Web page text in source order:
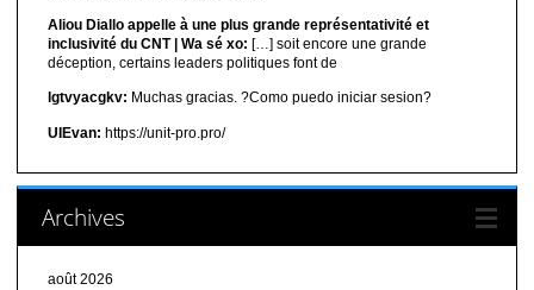
Aliou Diallo appelle à une plus grande représentativité et
inclusivité du CNT | Wa sé xo: […] soit encore une grande
déception, certains leaders politiques font de
lgtvyacgkv: Muchas gracias. ?Como puedo iniciar sesion?
UIEvan: https://unit-pro.pro/
Archives
août 2026